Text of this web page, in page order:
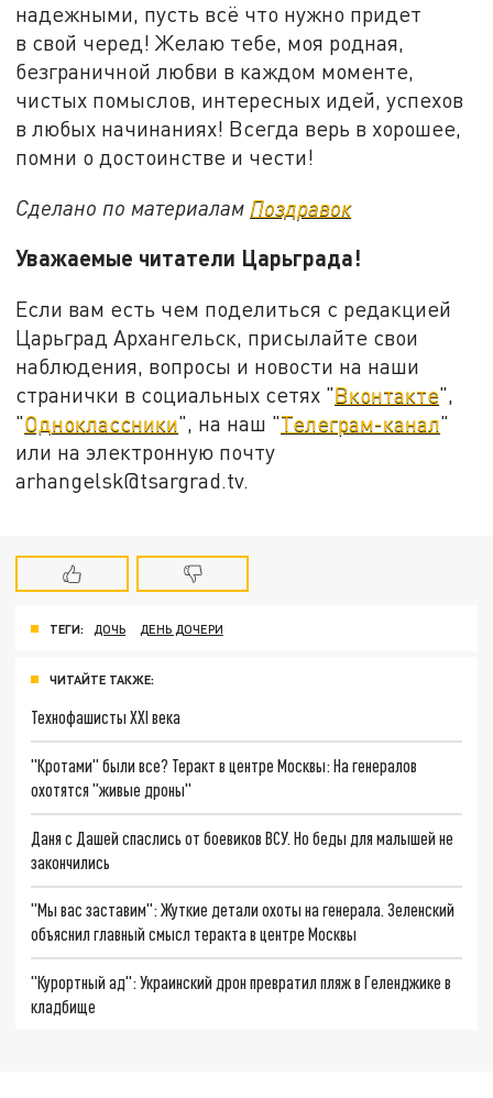
надежными, пусть всё что нужно придет
в свой черед! Желаю тебе, моя родная,
безграничной любви в каждом моменте,
чистых помыслов, интересных идей, успехов
в любых начинаниях! Всегда верь в хорошее,
помни о достоинстве и чести!
Сделано по материалам Поздравок
Уважаемые читатели Царьграда!
Если вам есть чем поделиться с редакцией
Царьград Архангельск, присылайте свои
наблюдения, вопросы и новости на наши
странички в социальных сетях "Вконтакте",
"Одноклассники", на наш "Телеграм-канал"
или на электронную почту
arhangelsk@tsargrad.tv.
ТЕГИ: ДОЧЬ ДЕНЬ ДОЧЕРИ
ЧИТАЙТЕ ТАКЖЕ:
Технофашисты XXI века
"Кротами" были все? Теракт в центре Москвы: На генералов
охотятся "живые дроны"
Даня с Дашей спаслись от боевиков ВСУ. Но беды для малышей не
закончились
"Мы вас заставим": Жуткие детали охоты на генерала. Зеленский
объяснил главный смысл теракта в центре Москвы
"Курортный ад": Украинский дрон превратил пляж в Геленджике в
кладбище